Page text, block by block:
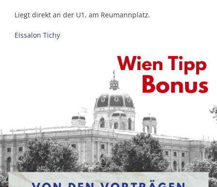
Liegt direkt an der U1, am Reumannplatz.
Eissalon Tichy